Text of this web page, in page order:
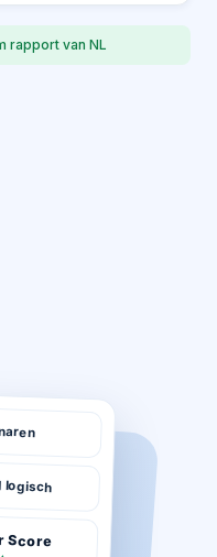
rapport van NL
logisch
Score